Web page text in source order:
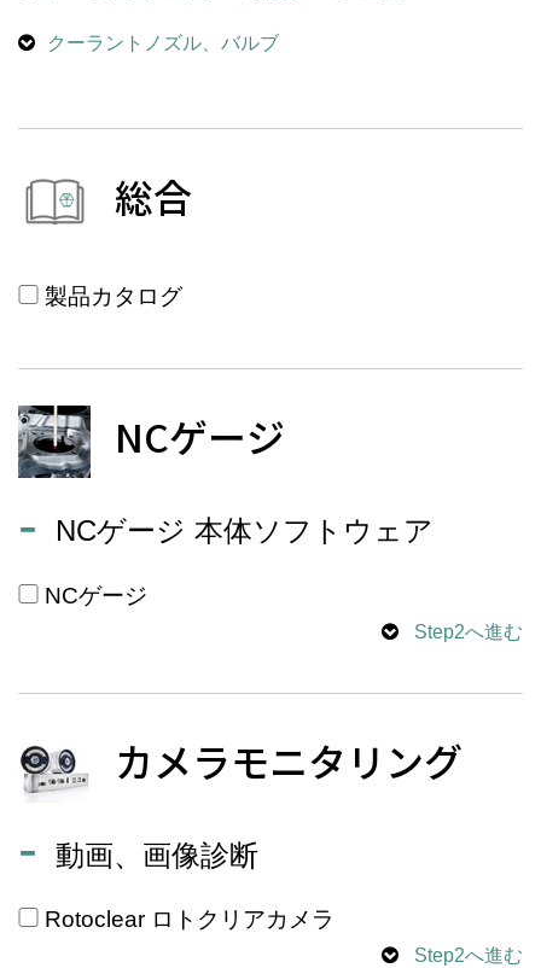
クーラントノズル、バルブ
総合
製品カタログ
NCゲージ
NCゲージ 本体ソフトウェア
NCゲージ
Step2へ進む
カメラモニタリング
動画、画像診断
Rotoclear ロトクリアカメラ
Step2へ進む